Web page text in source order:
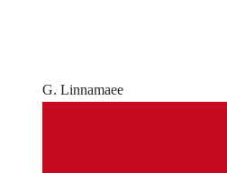
G. Linnamaee